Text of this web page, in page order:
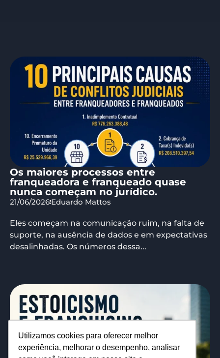
Utilizamos cookies para oferecer melhor
experiência, melhorar o desempenho, analisar
Os maiores processos entre
franqueadora e franqueado quase
nunca começam no jurídico.
21/06/2026 Eduardo Mattos
Eles começam na comunicação ruim, na falta de
suporte, na ausência de dados e em expectativas
desalinhadas. Os números dessa...